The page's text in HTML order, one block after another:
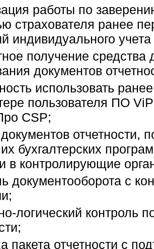
работы по
страхователя ранее
индивидуального
получение средства
документов
использовать
пользователя ПО
CSP;
отчетности,
бухгалтерских
в контролирующие
документооборота с
логический контроль
пакета отчетности с